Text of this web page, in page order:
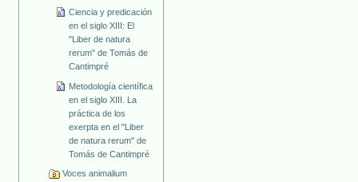
Ciencia y predicación
en el siglo XIII: El
"Liber de natura
rerum" de Tomás de
Cantimpré
Metodología científica
en el siglo XIII. La
práctica de los
exerpta en el "Liber
de natura rerum" de
Tomás de Cantimpré
Voces animalium